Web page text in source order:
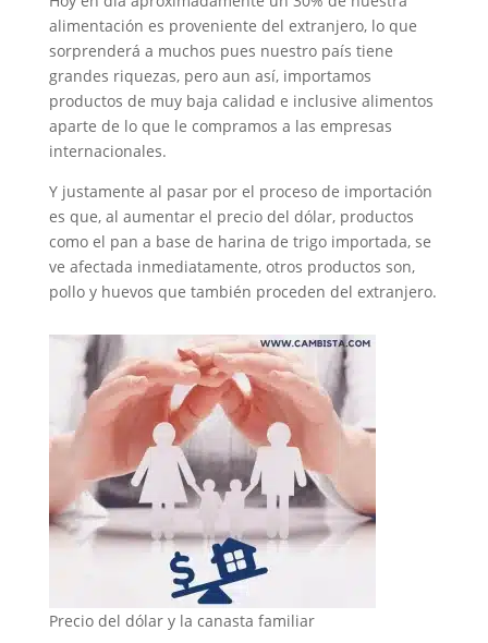
alimentación es proveniente del extranjero, lo que
sorprenderá a muchos pues nuestro país tiene
grandes riquezas, pero aun así, importamos
productos de muy baja calidad e inclusive alimentos
aparte de lo que le compramos a las empresas
internacionales.
Y justamente al pasar por el proceso de importación
es que, al aumentar el precio del dólar, productos
como el pan a base de harina de trigo importada, se
ve afectada inmediatamente, otros productos son,
pollo y huevos que también proceden del extranjero.
Precio del dólar y la canasta familiar